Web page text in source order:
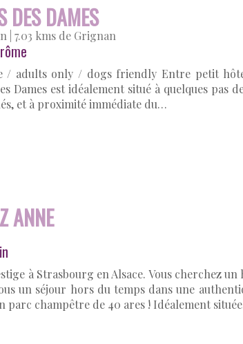
DES DAMES
7.03 kms de Grignan
/ adults only / dogs friendly Entre petit
Dames est idéalement situé à quelques pas
et à proximité immédiate du…
ANNE
à Strasbourg en Alsace. Vous cherchez un
un séjour hors du temps dans une
parc champêtre de 40 ares ! Idéalement